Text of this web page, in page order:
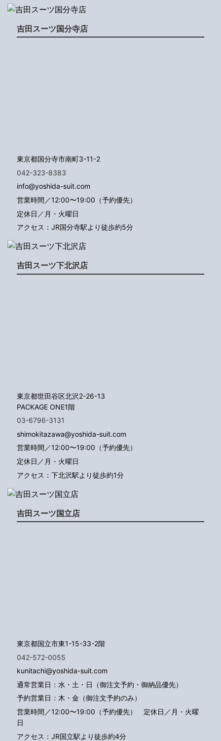
吉田スーツ国分寺店
東京都国分寺市南町3-11-2
042-323-8383
info@yoshida-suit.com
営業時間／12:00〜19:00（予約優先）
定休日／月・火曜日
アクセス：JR国分寺駅より徒歩約5分
吉田スーツ下北沢店
東京都世田谷区北沢2-26-13
PACKAGE ONE1階
03-6796-3131
shimokitazawa@yoshida-suit.com
営業時間／12:00〜19:00（予約優先）
定休日／月・火曜日
アクセス：下北沢駅より徒歩約1分
吉田スーツ国立店
東京都国立市東1-15-33-2階
042-572-0055
kunitachi@yoshida-suit.com
通常営業日：水・土・日（御注文予約・御納品優先）
予約営業日：木・金（御注文予約のみ）
営業時間／12:00〜19:00（予約優先） 定休日／月・火曜
日
アクセス：JR国立駅より徒歩約4分